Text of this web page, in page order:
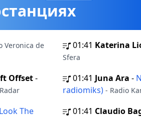
Veronica de
01:41 Katerina
Sfera
Offset-
01:41 Juna Ara -
radiomiks) - Radio
Look The
01:41 Claudio